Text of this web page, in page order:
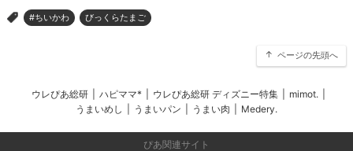
> #ちいかわ びっくらたまご
ページの先頭へ
ウレぴあ総研 ハピママ* ウレぴあ総研 ディズニー特集 mimot.
うまいめし
うまいパン うまい肉 Medery.
ぴあ関連サイト